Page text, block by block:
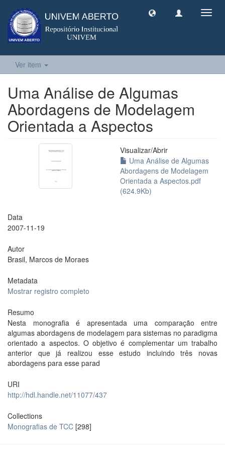
Ver item
Uma Análise de Algumas
Abordagens de Modelagem
Orientada a Aspectos
Visualizar/Abrir
Uma Análise de Algumas
Abordagens de Modelagem
Orientada a Aspectos.pdf
(624.9Kb)
Data
2007-11-19
Autor
Brasil, Marcos de Moraes
Metadata
Mostrar registro completo
Resumo
Nesta monografia é apresentada uma comparação entre
algumas abordagens de modelagem para sistemas no paradigma
orientado a aspectos. O objetivo é complementar um trabalho
anterior que já realizou esse estudo incluindo três novas
abordagens para esse parad
URI
http://hdl.handle.net/11077/437
Collections
Monografias de TCC [298]